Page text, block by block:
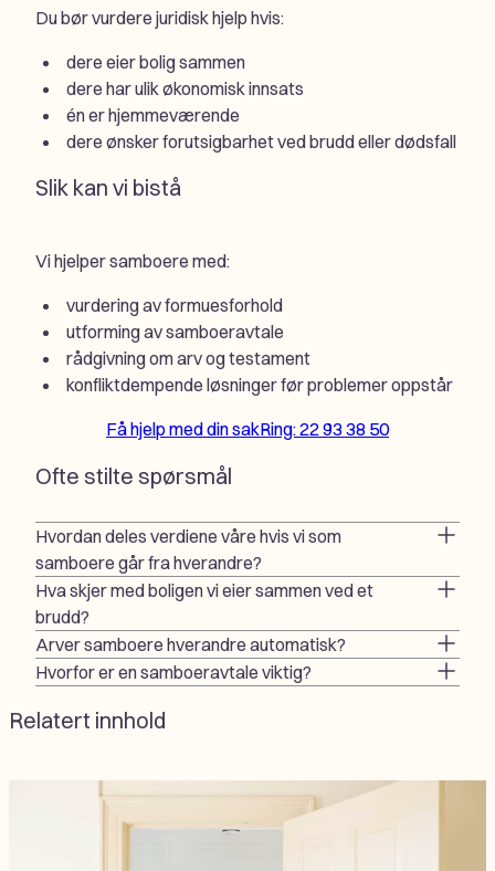
Du bør vurdere juridisk hjelp hvis:
dere eier bolig sammen
dere har ulik økonomisk innsats
én er hjemmeværende
dere ønsker forutsigbarhet ved brudd eller dødsfall
Slik kan vi bistå
Vi hjelper samboere med:
vurdering av formuesforhold
utforming av samboeravtale
rådgivning om arv og testament
konfliktdempende løsninger før problemer oppstår
Få hjelp med din sakRing: 22 93 38 50
Ofte stilte spørsmål
Hvordan deles verdiene våre hvis vi som
samboere går fra hverandre?
Hva skjer med boligen vi eier sammen ved et
brudd?
Arver samboere hverandre automatisk?
Hvorfor er en samboeravtale viktig?
Relatert innhold